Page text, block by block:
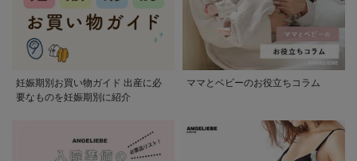
妊娠期別お買い物ガイド 出産に必
要なものを妊娠期別に紹介
ママとベビーのお役立ちコラム